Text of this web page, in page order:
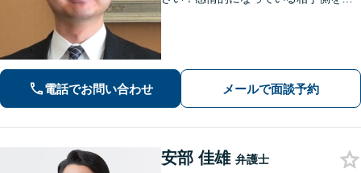
ヒアリングします。
電話でお問い合わせ メールで面談予約
安部 佳雄 弁護士